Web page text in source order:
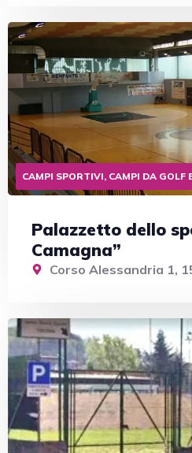
CAMPI SPORTIVI, CAMPI DA GOLF
Palazzetto dello
Camagna”
Corso Alessandria 1,